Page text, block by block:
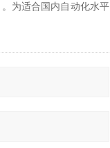
为适合国内自动化水平